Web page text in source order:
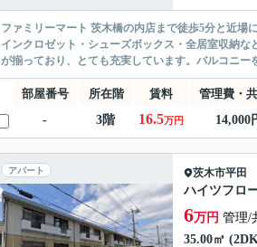
ファミリーマート 茨木橋の内店まで徒歩5分と近場
インクロゼット・シューズボックス・全居室収納
が揃っており、とても充実しています。バルコニ
部屋番号 所在階 賃料 管理費・
-
3階 16.5万円 14,000
アパート 茨木市平田
ハイツフロ
6万円 管理/
35.00㎡